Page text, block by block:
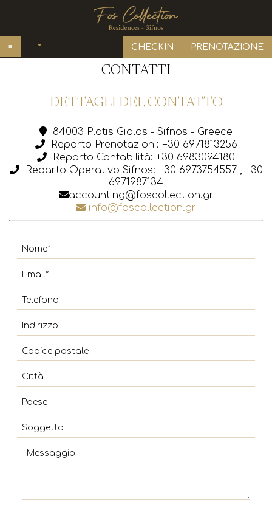
≡ IT CHECKIN PRENOTAZIONE
HOME
SOGGIORNO
Residenze Aerina
Residenze La Mer
Residenze Miele
Thea Residenze
POSIZIONE
SIFNOS
RICHIEDI UN PREVENTIVO
OFFERTE
CONTATTI
DETTAGLI DEL CONTATTO
84003 Platis Gialos - Sifnos - Greece
Reparto Prenotazioni: +30 6971813256
Reparto Contabilità: +30 6983094180
Reparto Operativo Sifnos: +30 6973754557 , +30
6971987134
accounting@foscollection.gr
info@foscollection.gr